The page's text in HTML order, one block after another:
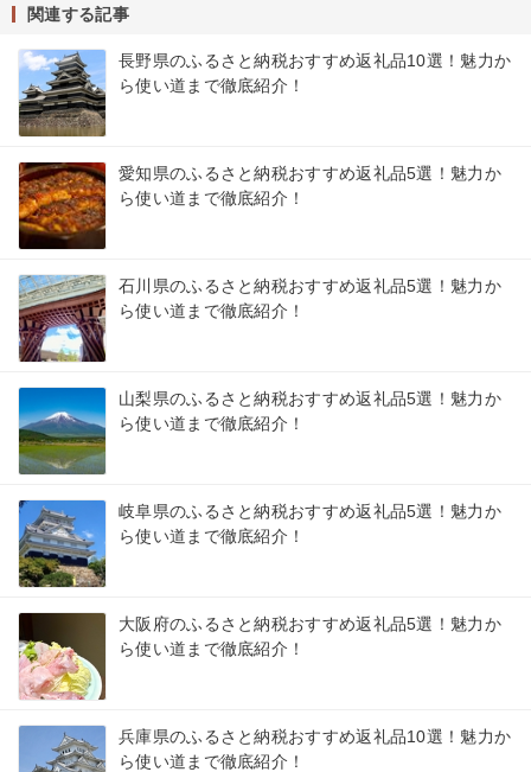
関連する記事
長野県のふるさと納税おすすめ返礼品10選！魅力か
ら使い道まで徹底紹介！
愛知県のふるさと納税おすすめ返礼品5選！魅力か
ら使い道まで徹底紹介！
石川県のふるさと納税おすすめ返礼品5選！魅力か
ら使い道まで徹底紹介！
山梨県のふるさと納税おすすめ返礼品5選！魅力か
ら使い道まで徹底紹介！
岐阜県のふるさと納税おすすめ返礼品5選！魅力か
ら使い道まで徹底紹介！
大阪府のふるさと納税おすすめ返礼品5選！魅力か
ら使い道まで徹底紹介！
兵庫県のふるさと納税おすすめ返礼品10選！魅力か
ら使い道まで徹底紹介！